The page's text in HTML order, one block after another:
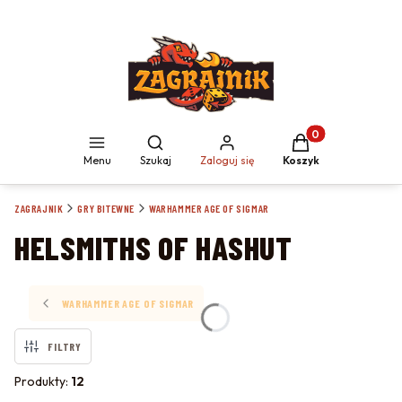
Menu
Otwórz wyszukiwarkę
Szukaj Zaloguj się
Produkty w
Koszyk
ZAGRAJNIK GRY BITEWNE WARHAMMER AGE OF SIGMAR
HELSMITHS OF HASHUT
WARHAMMER AGE OF SIGMAR
FILTRY
Produkty: 12